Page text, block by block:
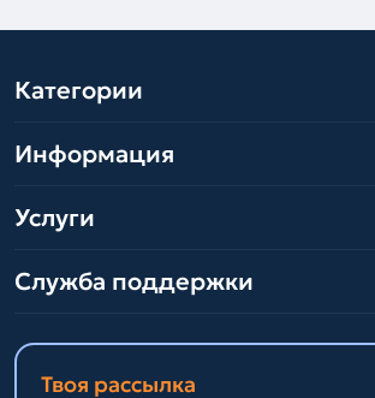
Категории
Информация
Услуги
Служба поддержки
Твоя рассылка